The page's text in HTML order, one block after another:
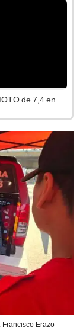
de 7,4 en
Francisco Erazo